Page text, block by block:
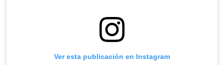
Ver esta publicación en Instagram